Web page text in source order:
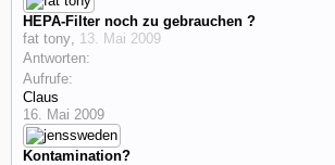
HEPA-Filter noch zu gebrauchen ?
fat tony, 13. Mai 2009
Antworten:
Aufrufe:
Claus
16. Mai 2009
Kontamination?